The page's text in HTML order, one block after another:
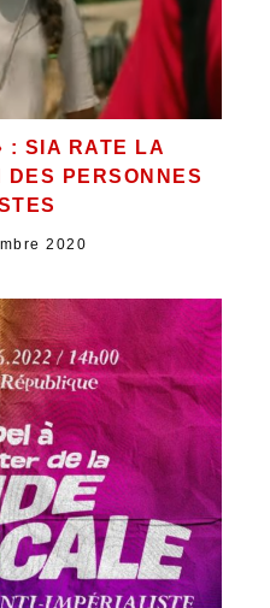
: SIA RATE LA
DES PERSONNES
2020